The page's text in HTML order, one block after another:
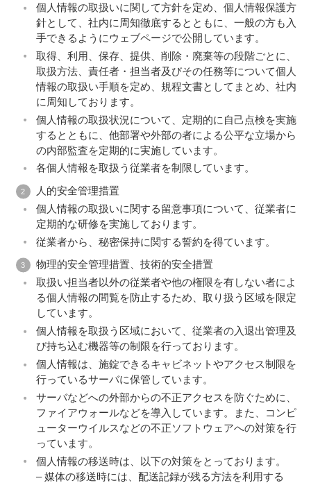
個人情報の取扱いに関して方針を定め、個人情報保護方
針として、社内に周知徹底するとともに、一般の方も入
手できるようにウェブページで公開しています。
取得、利用、保存、提供、削除・廃棄等の段階ごとに、
取扱方法、責任者・担当者及びその任務等について個人
情報の取扱い手順を定め、規程文書としてまとめ、社内
に周知しております。
個人情報の取扱状況について、定期的に自己点検を実施
するとともに、他部署や外部の者による公平な立場から
の内部監査を定期的に実施しています。
各個人情報を取扱う従業者を制限しています。
人的安全管理措置
個人情報の取扱いに関する留意事項について、従業者に
定期的な研修を実施しております。
従業者から、秘密保持に関する誓約を得ています。
物理的安全管理措置、技術的安全措置
取扱い担当者以外の従業者や他の権限を有しない者によ
る個人情報の間覧を防止するため、取り扱う区域を限定
しています。
個人情報を取扱う区域において、従業者の入退出管理及
び持ち込む機器等の制限を行っております。
個人情報は、施錠できるキャビネットやアクセス制限を
行っているサーバに保管しています。
サーバなどへの外部からの不正アクセスを防ぐために、
ファイアウォールなどを導入しています。また、コンピ
ューターウイルスなどの不正ソフトウェアへの対策を行
っています。
個人情報の移送時は、以下の対策をとっております。
– 媒体の移送時には、配送記録が残る方法を利用する